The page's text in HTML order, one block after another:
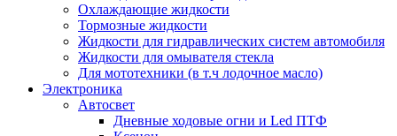
Охлаждающие жидкости
Тормозные жидкости
Жидкости для гидравлических систем автомобиля
Жидкости для омывателя стекла
Для мототехники (в т.ч лодочное масло)
Электроника
Автосвет
Дневные ходовые огни и Led ПТФ